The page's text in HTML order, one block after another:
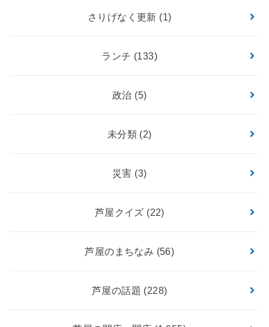
さりげなく更新 (1)
ランチ (133)
政治 (5)
未分類 (2)
災害 (3)
芦屋クイズ (22)
芦屋のまちなみ (56)
芦屋の話題 (228)